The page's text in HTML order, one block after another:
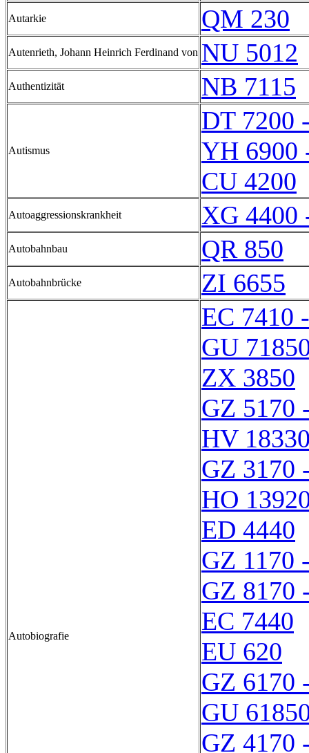
Autarkie QM 230
Autenrieth, Johann Heinrich Ferdinand von NU 5012
Authentizität NB 7115
Autismus
DT 7200
YH 6900
CU 4200
Autoaggressionskrankheit XG 4400
Autobahnbau QR 850
Autobahnbrücke ZI 6655
Autobiografie
EC 7410
GU
ZX 3850
GZ 5170
HV
GZ 3170
HO
ED 4440
GZ 1170
GZ 8170
EC 7440
EU 620
GZ 6170
GU
GZ 4170